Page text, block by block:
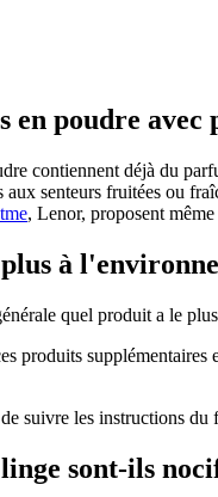
en poudre
contiennent déjà du
senteurs fruitées ou
, Lenor, proposent
à
quel produit a le
produits
suivre les instructions
sont-ils